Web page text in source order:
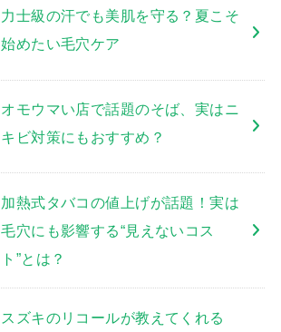
力士級の汗でも美肌を守る？夏こそ
始めたい毛穴ケア
オモウマい店で話題のそば、実はニ
キビ対策にもおすすめ？
加熱式タバコの値上げが話題！実は
毛穴にも影響する“見えないコス
ト”とは？
スズキのリコールが教えてくれる